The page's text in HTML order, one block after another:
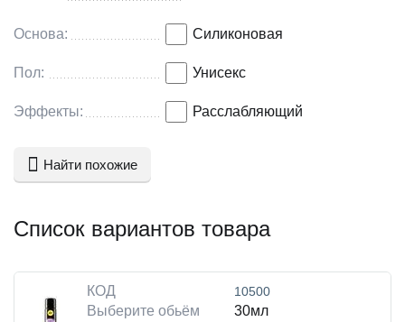
Основа: Силиконовая
Пол: Унисекс
Эффекты: Расслабляющий
Найти похожие
Список вариантов товара
КОД 10500
Выберите обьём
30мл